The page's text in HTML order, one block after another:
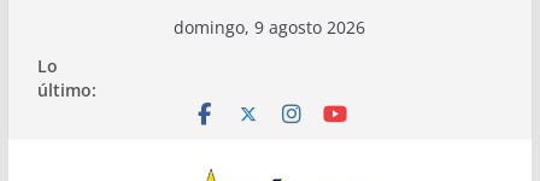
contenido
domingo, 9 agosto 2026
Lo
último: